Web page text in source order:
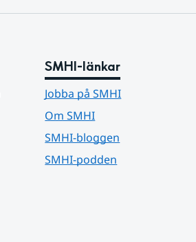
SMHI-länkar
Jobba på SMHI
Om SMHI
SMHI-bloggen
SMHI-podden